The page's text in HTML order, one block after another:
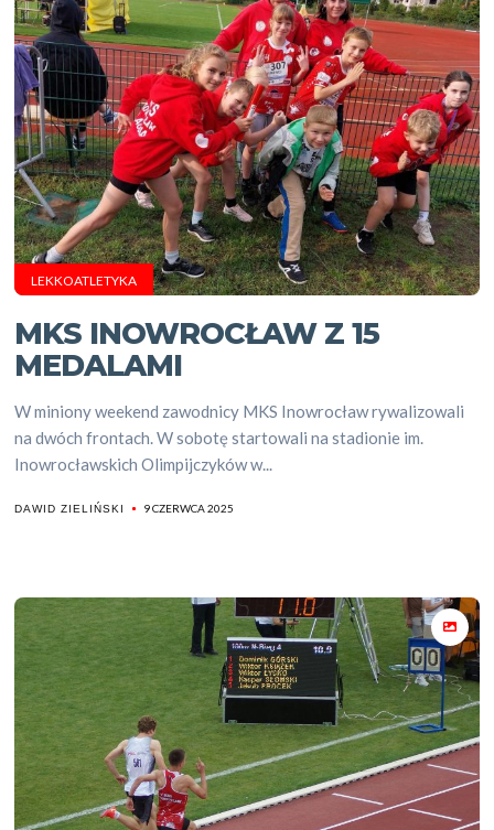
LEKKOATLETYKA
MKS INOWROCŁAW Z 15
MEDALAMI
W miniony weekend zawodnicy MKS Inowrocław rywalizowali
na dwóch frontach. W sobotę startowali na stadionie im.
Inowrocławskich Olimpijczyków w...
DAWID ZIELIŃSKI 9 CZERWCA 2025